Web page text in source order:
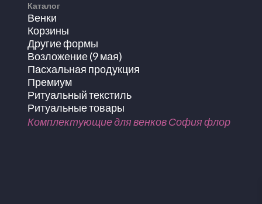
Каталог
Венки
Корзины
Другие формы
Возложение (9 мая)
Пасхальная продукция
Премиум
Ритуальный текстиль
Ритуальные товары
Комплектующие для венков София флор